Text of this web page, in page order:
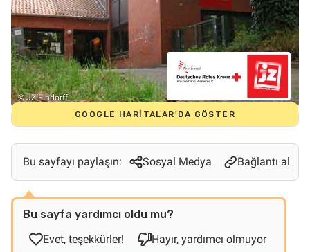
© JZ-Findorff
GOOGLE HARITALAR'DA GÖSTER
Bu sayfayı paylaşın: Sosyal Medya Bağlantı al
Bu sayfa yardımcı oldu mu?
Evet, teşekkürler!
Hayır, yardımcı olmuyor